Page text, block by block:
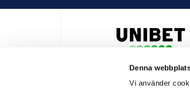
Denna
Vi använder
HUVUDPARTNER OCH PRESENTING PARTNER